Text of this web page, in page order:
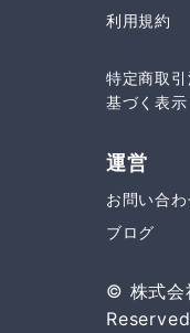
利用規約
特定商取引
基づく表示
運営
お問い合
ブログ
© 株式